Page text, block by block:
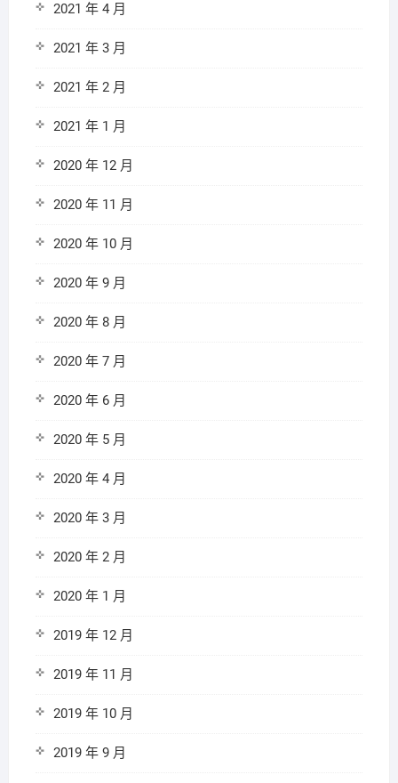
2021 年 4 月
2021 年 3 月
2021 年 2 月
2021 年 1 月
2020 年 12 月
2020 年 11 月
2020 年 10 月
2020 年 9 月
2020 年 8 月
2020 年 7 月
2020 年 6 月
2020 年 5 月
2020 年 4 月
2020 年 3 月
2020 年 2 月
2020 年 1 月
2019 年 12 月
2019 年 11 月
2019 年 10 月
2019 年 9 月